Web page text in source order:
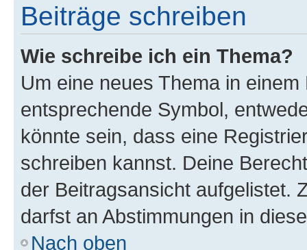
Beiträge schreiben
Wie schreibe ich ein Thema?
Um eine neues Thema in
entsprechende Symbol,
könnte sein, dass eine
schreiben kannst. Deine
der Beitragsansicht aufgelistet.
darfst an Abstimmungen in
Nach oben